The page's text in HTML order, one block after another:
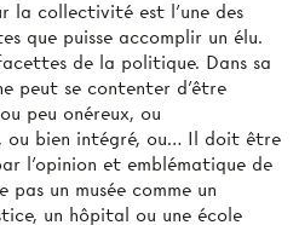
la collectivité est l’une des
que puisse accomplir un élu.
de la politique. Dans sa
peut se contenter d’être
peu onéreux, ou
ou bien intégré, ou… Il doit être
l’opinion et emblématique de
un musée comme un
un hôpital ou une école